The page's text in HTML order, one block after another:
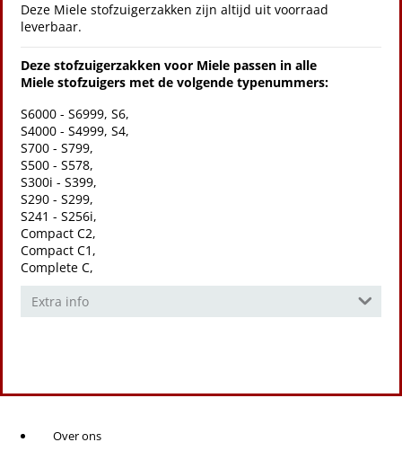
Deze Miele stofzuigerzakken zijn altijd uit voorraad
leverbaar.
Deze stofzuigerzakken voor Miele passen in alle
Miele stofzuigers met de volgende typenummers:
S6000 - S6999, S6,
S4000 - S4999, S4,
S700 - S799,
S500 - S578,
S300i - S399,
S290 - S299,
S241 - S256i,
Compact C2,
Compact C1,
Complete C,
Extra info
Over ons